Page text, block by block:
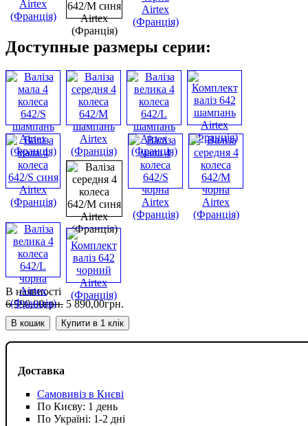
Доставка
Самовивіз в Києві
По Києву: 1 день
По Україні: 1-2 дні
Доступные размеры серии:
В наявності
6 590,00грн. 5 890,00грн.
В кошик Купити в 1 клік